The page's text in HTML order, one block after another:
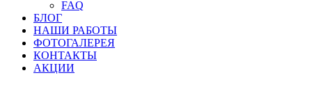
FAQ
БЛОГ
НАШИ РАБОТЫ
ФОТОГАЛЕРЕЯ
КОНТАКТЫ
АКЦИИ